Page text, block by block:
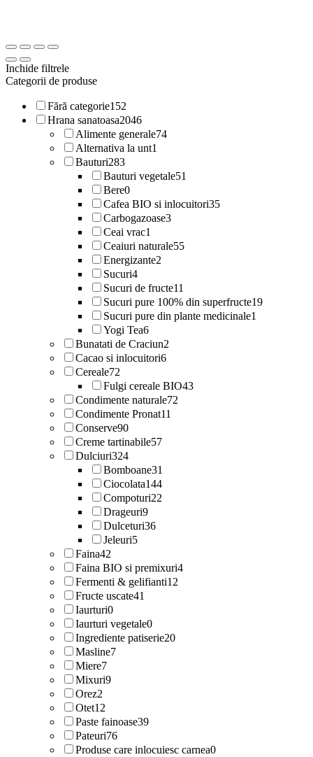
Inchide filtrele
Categorii de produse
Fără categorie152
Hrana sanatoasa2046
Alimente generale74
Alternativa la unt1
Bauturi283
Bauturi vegetale51
Bere0
Cafea BIO si inlocuitori35
Carbogazoase3
Ceai vrac1
Ceaiuri naturale55
Energizante2
Sucuri4
Sucuri de fructe11
Sucuri pure 100% din superfructe19
Sucuri pure din plante medicinale1
Yogi Tea6
Bunatati de Craciun2
Cacao si inlocuitori6
Cereale72
Fulgi cereale BIO43
Condimente naturale72
Condimente Pronat11
Conserve90
Creme tartinabile57
Dulciuri324
Bomboane31
Ciocolata144
Compoturi22
Drageuri9
Dulceturi36
Jeleuri5
Faina42
Faina BIO si premixuri4
Fermenti & gelifianti12
Fructe uscate41
Iaurturi0
Iaurturi vegetale0
Ingrediente patiserie20
Masline7
Miere7
Mixuri9
Orez2
Otet12
Paste fainoase39
Pateuri76
Produse care inlocuiesc carnea0